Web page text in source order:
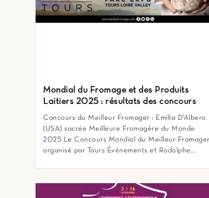
Mondial du Fromage et des Produits
Laitiers 2025 : résultats des concours
Concours du Meilleur Fromager : Emilia D’Albero
(USA) sacrée Meilleure Fromagère du Monde
2025 Le Concours Mondial du Meilleur
organisé par Tours Événements et Rodolphe...